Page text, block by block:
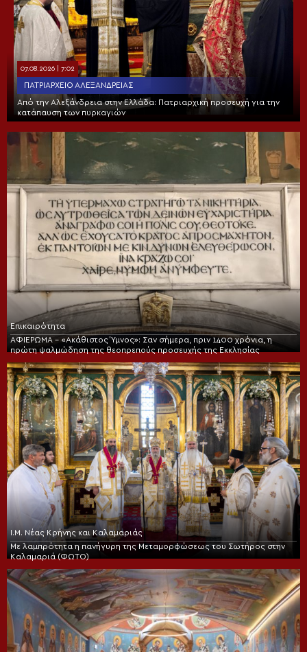
07.08.2026 | 7:02
ΠΑΤΡΙΑΡΧΕΊΟ ΑΛΕΞΑΝΔΡΕΊΑΣ
Από την Αλεξάνδρεια στην Ελλάδα: Πατριαρχική προσευχή για την
κατάπαυση των πυρκαγιών
Επικαιρότητα
ΑΦΙΕΡΩΜΑ – «Ακάθιστος Ύμνος»: Σαν σήμερα, πριν 1400 χρόνια, η
πρώτη ψαλμώδηση της θεοπρεπούς προσευχής της Εκκλησίας
Ι.Μ. Νέας Κρήνης και Καλαμαριάς
Με λαμπρότητα η πανήγυρη της Μεταμορφώσεως του Σωτήρος στην
Καλαμαριά (ΦΩΤΟ)